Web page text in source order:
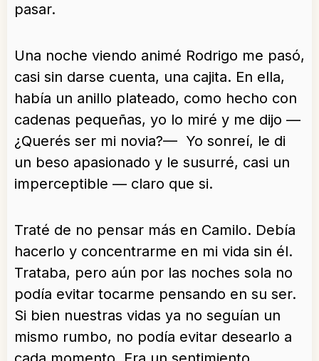
pasar.
Una noche viendo animé Rodrigo me pasó,
casi sin darse cuenta, una cajita. En ella,
había un anillo plateado, como hecho con
cadenas pequeñas, yo lo miré y me dijo —
¿Querés ser mi novia?— Yo sonreí, le di
un beso apasionado y le susurré, casi un
imperceptible — claro que si.
Traté de no pensar más en Camilo. Debía
hacerlo y concentrarme en mi vida sin él.
Trataba, pero aún por las noches sola no
podía evitar tocarme pensando en su ser.
Si bien nuestras vidas ya no seguían un
mismo rumbo, no podía evitar desearlo a